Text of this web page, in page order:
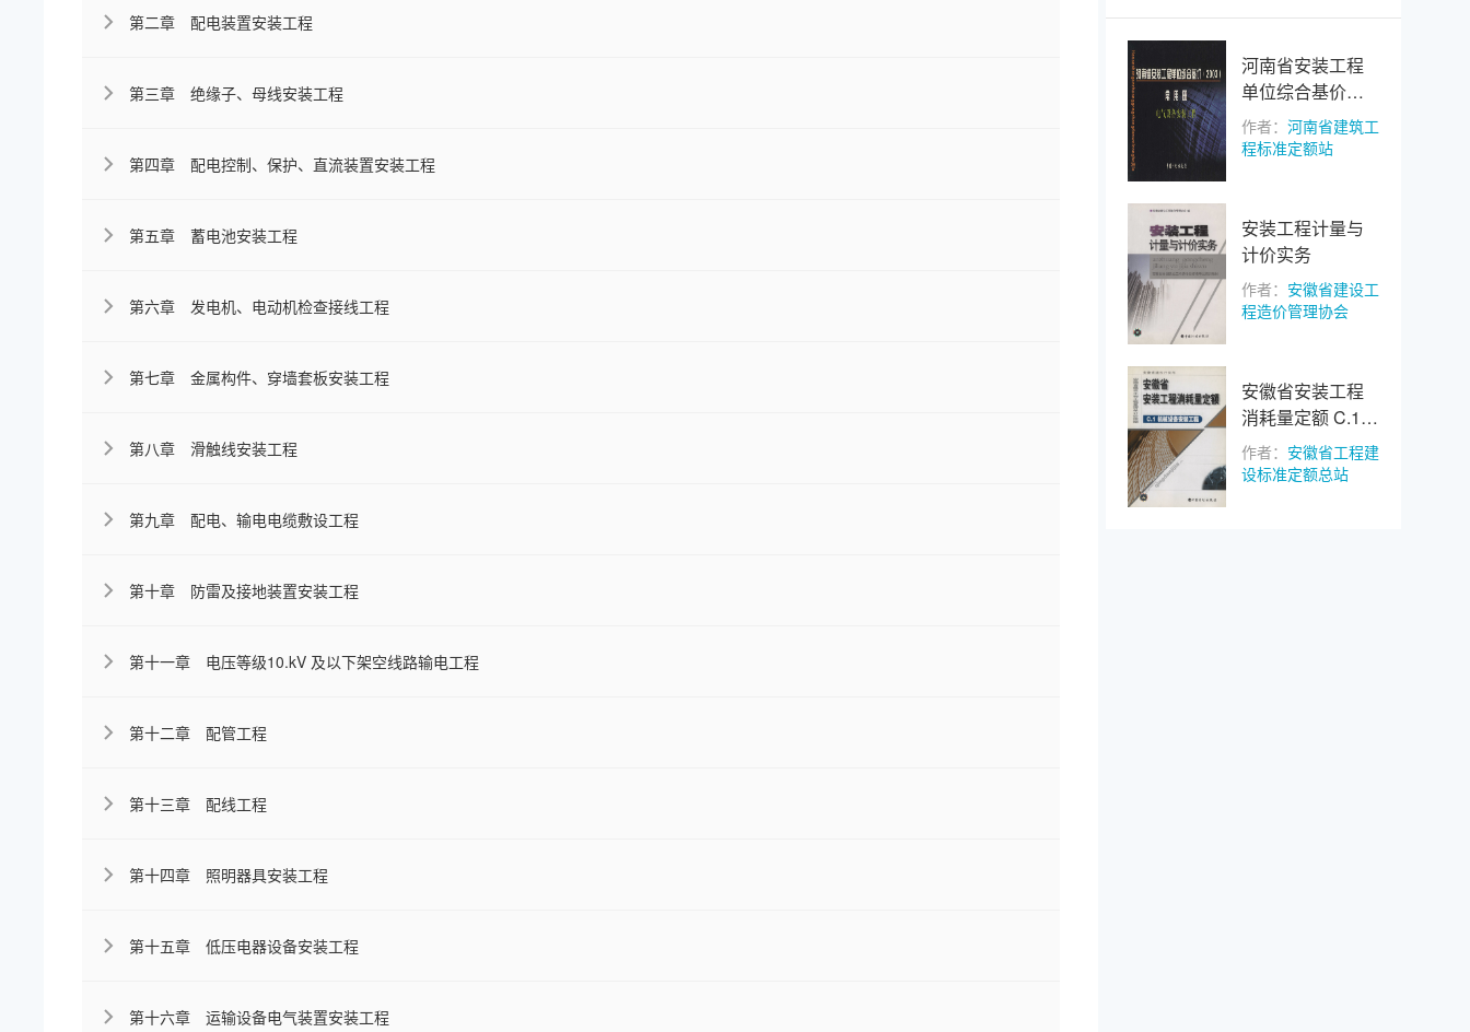
第二章 配电装置安装工程
第三章 绝缘子、母线安装工程
第四章 配电控制、保护、直流装置安装工程
第五章 蓄电池安装工程
第六章 发电机、电动机检查接线工程
第七章 金属构件、穿墙套板安装工程
第八章 滑触线安装工程
第九章 配电、输电电缆敷设工程
第十章 防雷及接地装置安装工程
第十一章 电压等级10.kV 及以下架空线路输电工程
第十二章 配管工程
第十三章 配线工程
第十四章 照明器具安装工程
第十五章 低压电器设备安装工程
第十六章 运输设备电气装置安装工程
河南省安装工程
单位综合基价（2
003）常用册.电
气设备安装工程
作者： 河南省建筑工
程标准定额站
安装工程计量与
计价实务
作者： 安徽省建设工
程造价管理协会
安徽省安装工程
消耗量定额 C.1
机械设备安装工
程
作者： 安徽省工程建
设标准定额总站